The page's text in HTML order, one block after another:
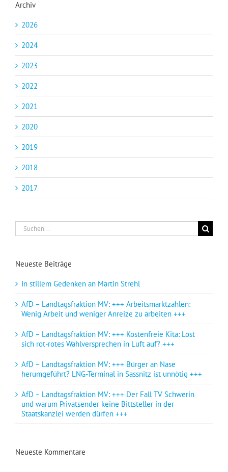
Archiv
2026
2024
2023
2022
2021
2020
2019
2018
2017
Suche
nach:
Neueste Beiträge
In stillem Gedenken an Martin Strehl
AfD – Landtagsfraktion MV: +++ Arbeitsmarktzahlen:
Wenig Arbeit und weniger Anreize zu arbeiten +++
AfD – Landtagsfraktion MV: +++ Kostenfreie Kita: Löst
sich rot-rotes Wahlversprechen in Luft auf? +++
AfD – Landtagsfraktion MV: +++ Bürger an Nase
herumgeführt? LNG-Terminal in Sassnitz ist unnötig +++
AfD – Landtagsfraktion MV: +++ Der Fall TV Schwerin
und warum Privatsender keine Bittsteller in der
Staatskanzlei werden dürfen +++
Neueste Kommentare